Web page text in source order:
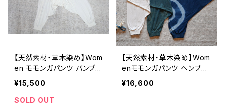
【天然素材・草木染め】Wom
en モモンガパンツ バンブ
ー ナチュラル
¥15,500
SOLD OUT
【天然素材・草木染め】Wom
enモモンガパンツ ヘンプコ
ットンリネン
¥16,600